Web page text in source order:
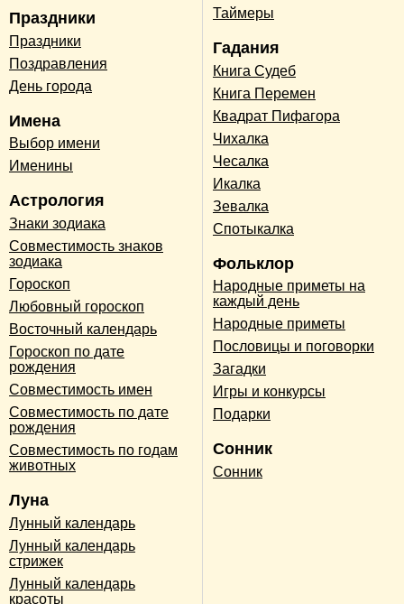
Праздники
Праздники
Поздравления
День города
Имена
Выбор имени
Именины
Астрология
Знаки зодиака
Совместимость знаков
зодиака
Гороскоп
Любовный гороскоп
Восточный календарь
Гороскоп по дате
рождения
Совместимость имен
Совместимость по дате
рождения
Совместимость по годам
животных
Луна
Лунный календарь
Лунный календарь
стрижек
Лунный календарь
красоты
Таймеры
Гадания
Книга Судеб
Книга Перемен
Квадрат Пифагора
Чихалка
Чесалка
Икалка
Зевалка
Спотыкалка
Фольклор
Народные приметы на
каждый день
Народные приметы
Пословицы и поговорки
Загадки
Игры и конкурсы
Подарки
Сонник
Сонник